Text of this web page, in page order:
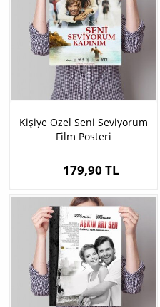
Kişiye Özel Seni Seviyorum
Film Posteri
179,90 TL